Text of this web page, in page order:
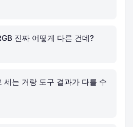
진짜 어떻게 다른 건데?
는 거랑 도구 결과가 다를 수